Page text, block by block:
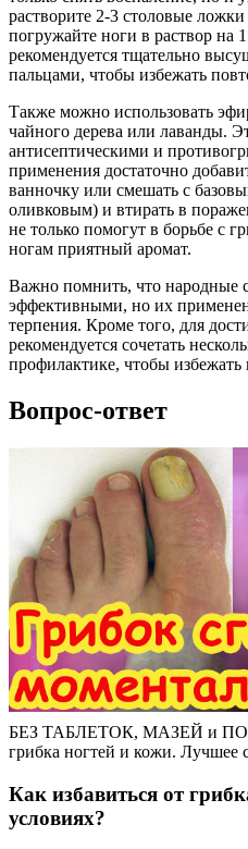
растворите 2-3 столовые
погружайте ноги в раствор на
рекомендуется тщательно
пальцами, чтобы избежать
Также можно использовать
чайного дерева или лаванды.
антисептическими и
применения достаточно
ванночку или смешать с
оливковым) и втирать в
не только помогут в борьбе с
ногам приятный аромат.
Важно помнить, что народные
эффективными, но их
терпения. Кроме того, для
рекомендуется сочетать
профилактике, чтобы избежать
Вопрос-ответ
БЕЗ ТАБЛЕТОК, МАЗЕЙ и
грибка ногтей и кожи. Лучшее
Как избавиться от
условиях?